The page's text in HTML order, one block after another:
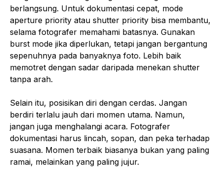
berlangsung. Untuk dokumentasi cepat, mode
aperture priority atau shutter priority bisa membantu,
selama fotografer memahami batasnya. Gunakan
burst mode jika diperlukan, tetapi jangan bergantung
sepenuhnya pada banyaknya foto. Lebih baik
memotret dengan sadar daripada menekan shutter
tanpa arah.
Selain itu, posisikan diri dengan cerdas. Jangan
berdiri terlalu jauh dari momen utama. Namun,
jangan juga menghalangi acara. Fotografer
dokumentasi harus lincah, sopan, dan peka terhadap
suasana. Momen terbaik biasanya bukan yang paling
ramai, melainkan yang paling jujur.